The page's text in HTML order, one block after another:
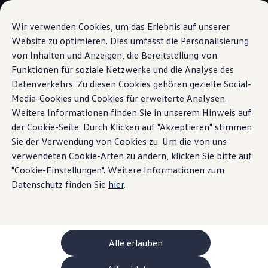
Wir verwenden Cookies, um das Erlebnis auf unserer
Website zu optimieren. Dies umfasst die Personalisierung
von Inhalten und Anzeigen, die Bereitstellung von
Funktionen für soziale Netzwerke und die Analyse des
Datenverkehrs. Zu diesen Cookies gehören gezielte Social-
Media-Cookies und Cookies für erweiterte Analysen.
Weitere Informationen finden Sie in unserem Hinweis auf
der Cookie-Seite. Durch Klicken auf "Akzeptieren" stimmen
Sie der Verwendung von Cookies zu. Um die von uns
verwendeten Cookie-Arten zu ändern, klicken Sie bitte auf
"Cookie-Einstellungen". Weitere Informationen zum
Datenschutz finden Sie hier.
Alle erlauben
Zum
Hauptinhalt
springen
Zum
Footer
springen
Ihre Konfiguration
Sondermodelle UNITED
Beratung und Kauf
Aktuelle Angebote
Geschäftskunden und Flotten
Sofort verfügbare Fahrzeuge
Occasionen
Finanzierung
Leasing-Rechner
Elektromobilität
Kosten und Finanzierung
Laden und Reichweite
Zuhause Laden
Unterwegs Laden
Bidirektionales Laden
Erneuerbare Energielösung: Helion
ChargeOn
Technologie und Batterie
Wie das Batteriesystem der ID. Modelle
Sitzkomfort
Entspannter
ankommen